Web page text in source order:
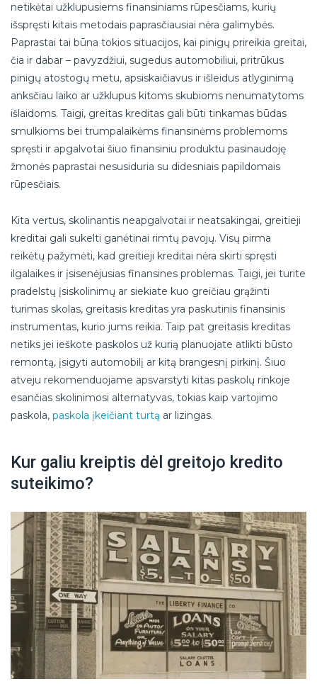
netikėtai užklupusiems finansiniams rūpesčiams, kurių
išspręsti kitais metodais paprasčiausiai nėra galimybės.
Paprastai tai būna tokios situacijos, kai pinigų prireikia greitai,
čia ir dabar – pavyzdžiui, sugedus automobiliui, pritrūkus
pinigų atostogų metu, apsiskaičiavus ir išleidus atlyginimą
anksčiau laiko ar užklupus kitoms skubioms nenumatytoms
išlaidoms. Taigi, greitas kreditas gali būti tinkamas būdas
smulkioms bei trumpalaikėms finansinėms problemoms
spręsti ir apgalvotai šiuo finansiniu produktu pasinaudoję
žmonės paprastai nesusiduria su didesniais papildomais
rūpesčiais.
Kita vertus, skolinantis neapgalvotai ir neatsakingai, greitieji
kreditai gali sukelti ganėtinai rimtų pavojų. Visų pirma
reikėtų pažymėti, kad greitieji kreditai nėra skirti spręsti
ilgalaikes ir įsisenėjusias finansines problemas. Taigi, jei turite
pradelstų įsiskolinimų ar siekiate kuo greičiau grąžinti
turimas skolas, greitasis kreditas yra paskutinis finansinis
instrumentas, kurio jums reikia. Taip pat greitasis kreditas
netiks jei ieškote paskolos už kurią planuojate atlikti būsto
remontą, įsigyti automobilį ar kitą brangesnį pirkinį. Šiuo
atveju rekomenduojame apsvarstyti kitas paskolų rinkoje
esančias skolinimosi alternatyvas, tokias kaip vartojimo
paskola, paskola įkeičiant turtą ar lizingas.
Kur galiu kreiptis dėl greitojo kredito
suteikimo?